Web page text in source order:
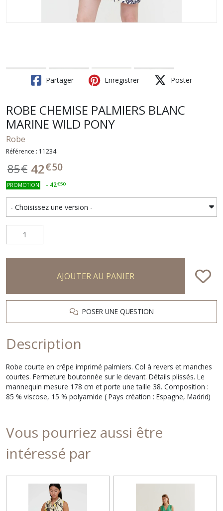
Partager Enregistrer Poster
ROBE CHEMISE PALMIERS BLANC
MARINE WILD PONY
Robe
Référence : 11234
85€ 42€50
PROMOTION - 42€50
AJOUTER AU PANIER
POSER UNE QUESTION
Description
Robe courte en crêpe imprimé palmiers. Col à revers et manches
courtes. Fermeture boutonnée sur le devant. Détails plissés. Le
mannequin mesure 178 cm et porte une taille 38. Composition :
85 % viscose, 15 % polyamide ( Pays création : Espagne, Madrid)
Vous pourriez aussi être
intéressé par